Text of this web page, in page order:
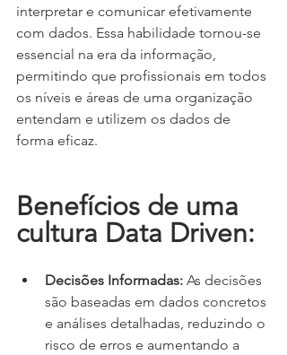
interpretar e comunicar efetivamente
com dados. Essa habilidade tornou-se
essencial na era da informação,
permitindo que profissionais em todos
os níveis e áreas de uma organização
entendam e utilizem os dados de
forma eficaz.
Benefícios de uma
cultura Data Driven:
Decisões Informadas: As decisões
são baseadas em dados concretos
e análises detalhadas, reduzindo o
risco de erros e aumentando a